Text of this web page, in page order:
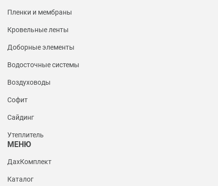
Пленки и мембраны
Кровельные ленты
Доборные элементы
Водосточные системы
Воздуховоды
Софит
Сайдинг
Утеплитель
МЕНЮ
ДахКомплект
Каталог